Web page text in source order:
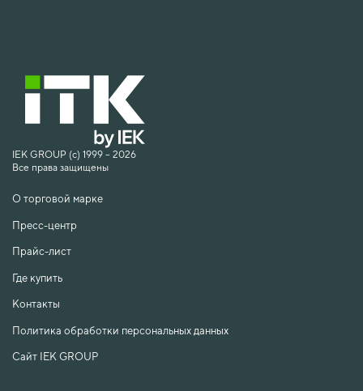
IEK GROUP (c) 1999 – 2026
Все права защищены
О торговой марке
Пресс-центр
Прайс-лист
Где купить
Контакты
Политика обработки персональных данных
Сайт IEK GROUP